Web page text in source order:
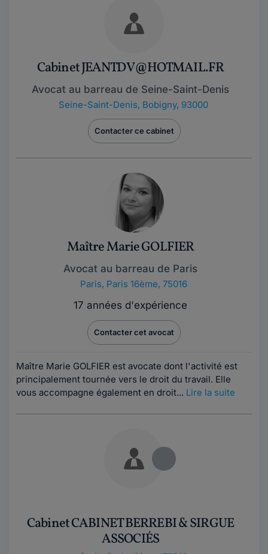
Cabinet JEANTDV@HOTMAIL.FR
Avocat au barreau de Seine-Saint-Denis
Seine-Saint-Denis, Bobigny, 93000
Contacter ce cabinet
Maître Marie GOLFIER
Avocat au barreau de Paris
Paris, Paris 16ème, 75016
17 années d'expérience
Contacter cet avocat
Maître Marie GOLFIER est avocate dont l'activité est
principalement tournée vers le droit du travail. Elle
vous accompagne également en droit... Lire la suite
Cabinet CABINET BERREBI & SIRGUE
ASSOCIÉS